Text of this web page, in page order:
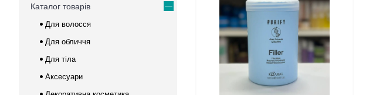
Каталог товарів
Для волосся
Для обличчя
Для тіла
Аксесуари